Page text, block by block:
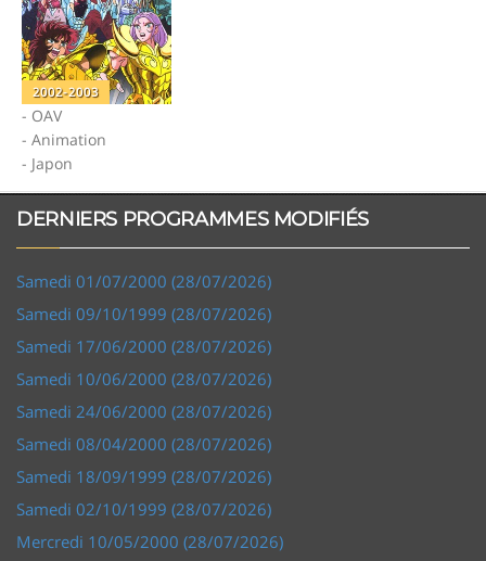
2002-2003
- OAV
- Animation
- Japon
DERNIERS PROGRAMMES MODIFIÉS
Samedi 01/07/2000 (28/07/2026)
Samedi 09/10/1999 (28/07/2026)
Samedi 17/06/2000 (28/07/2026)
Samedi 10/06/2000 (28/07/2026)
Samedi 24/06/2000 (28/07/2026)
Samedi 08/04/2000 (28/07/2026)
Samedi 18/09/1999 (28/07/2026)
Samedi 02/10/1999 (28/07/2026)
Mercredi 10/05/2000 (28/07/2026)